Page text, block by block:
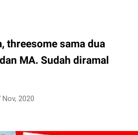
threesome sama dua
MA. Sudah diramal
Nov, 2020